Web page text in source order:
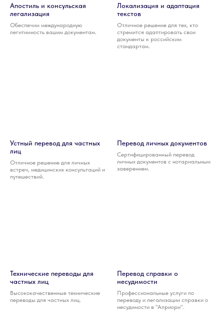
Апостиль и консульская
легализация
Обеспечим международную
легитимность вашим документам.
Локализация и адаптация
текстов
Отличное решение для тех, кто
стремится адаптировать свои
документы к российским
стандартам.
Устный перевод для частных
лиц
Отличное решение для личных
встреч, медицинских консультаций и
путешествий.
Перевод личных документов
Сертифицированный перевод
личных документов с нотариальным
заверением.
Технические переводы для
частных лиц
Высококачественные технические
переводы для частных лиц.
Перевод справки о
несудимости
Профессиональные услуги по
переводу и легализации справки о
несудимости в "Априори".